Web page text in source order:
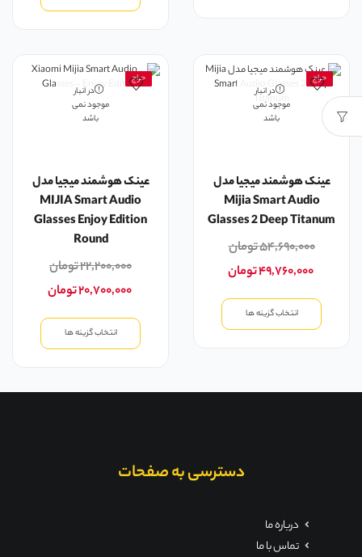
حراج
در انبار
موجود نمی
باشد
عینک هوشمند میجیا مدل
Mijia Smart Audio
Glasses 2 Deep Titanum
۵۴,۶۹۰,۰۰۰تومان
۴۹,۷۶۰,۰۰۰تومان
انتخاب گزینه ها
حراج
در انبار
موجود نمی
باشد
عینک هوشمند میجیا مدل
MIJIA Smart Audio
Glasses Enjoy Edition
Round
۲۲,۲۰۰,۰۰۰تومان
۲۰,۷۰۰,۰۰۰تومان
انتخاب گزینه ها
دسترسی به صفحات
درباره ما
تماس با ما